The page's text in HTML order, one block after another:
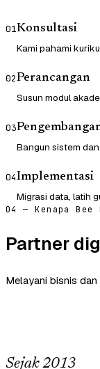
01Konsultasi
Kami pahami
02Perancangan
Susun modul
03
Bangun sistem
04Implementasi
Migrasi data, latih
04 — Kenapa Bee
Partner
Melayani bisnis
Sejak 2013